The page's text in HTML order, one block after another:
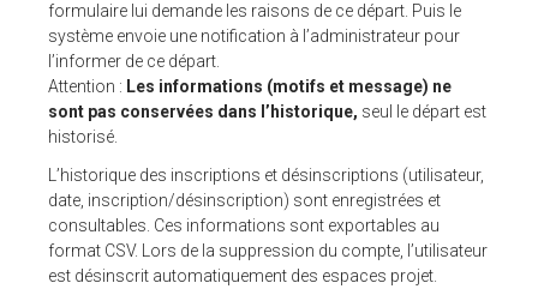
formulaire lui demande les raisons de ce départ. Puis le
système envoie une notification à l’administrateur pour
l’informer de ce départ.
Attention : Les informations (motifs et message) ne
sont pas conservées dans l’historique, seul le départ est
historisé.
L’historique des inscriptions et désinscriptions (utilisateur,
date, inscription/désinscription) sont enregistrées et
consultables. Ces informations sont exportables au
format CSV. Lors de la suppression du compte, l’utilisateur
est désinscrit automatiquement des espaces projet.